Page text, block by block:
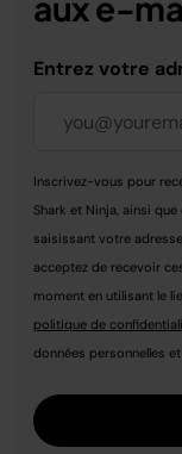
Entrez votre
Inscrivez-vous pour
Shark et Ninja, ainsi
saisissant votre
acceptez de recevoir
moment en utilisant le
politique de
données personnelles